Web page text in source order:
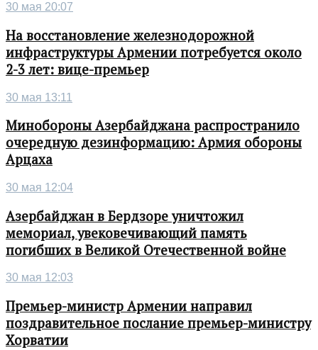
30 мая 20:07
На восстановление железнодорожной
инфраструктуры Армении потребуется около
2-3 лет: вице-премьер
30 мая 13:11
Минобороны Азербайджана распространило
очередную дезинформацию: Армия обороны
Арцаха
30 мая 12:04
Азербайджан в Бердзоре уничтожил
мемориал, увековечивающий память
погибших в Великой Отечественной войне
30 мая 12:03
Премьер-министр Армении направил
поздравительное послание премьер-министру
Хорватии